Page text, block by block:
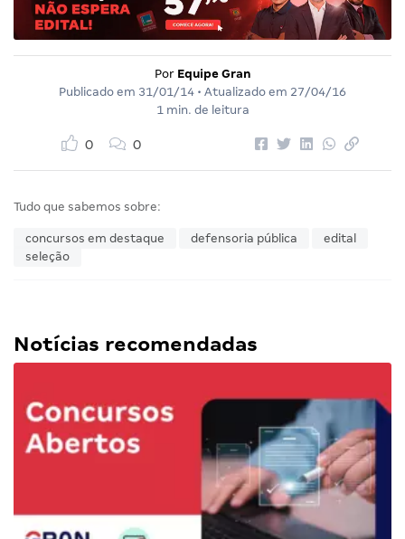
Por Equipe Gran
Publicado em 31/01/14 • Atualizado em 27/04/16
1 min. de leitura
0 0
Tudo que sabemos sobre:
concursos em destaque defensoria pública
edital
seleção
Notícias recomendadas